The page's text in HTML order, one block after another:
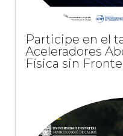
Participe en el
Aceleradores
Física sin